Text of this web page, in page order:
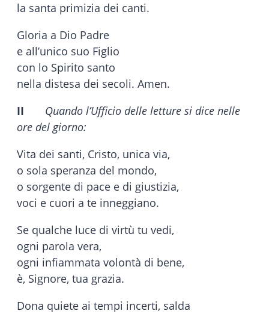
la santa primizia dei canti.
Gloria a Dio Padre
e all’unico suo Figlio
con lo Spirito santo
nella distesa dei secoli. Amen.
II Quando l’Ufficio delle letture si dice nelle
ore del giorno:
Vita dei santi, Cristo, unica via,
o sola speranza del mondo,
o sorgente di pace e di giustizia,
voci e cuori a te inneggiano.
Se qualche luce di virtù tu vedi,
ogni parola vera,
ogni infiammata volontà di bene,
è, Signore, tua grazia.
Dona quiete ai tempi incerti, salda